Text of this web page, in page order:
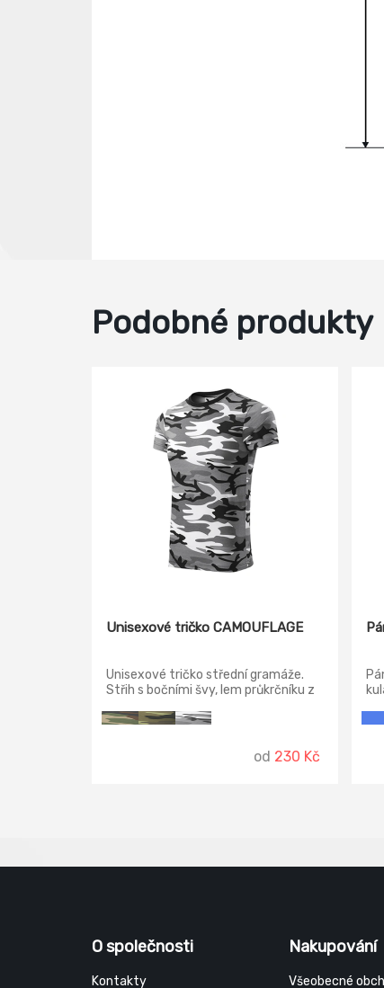
Podobné produkty
Unisexové tričko CAMOUFLAGE
Unisexové tričko střední gramáže.
Střih s bočními švy, lem průkrčníku z
elastanu, zpevňující ramenní páska.
od 230 Kč
O společnosti
Kontakty
Nakupování
Všeobecné